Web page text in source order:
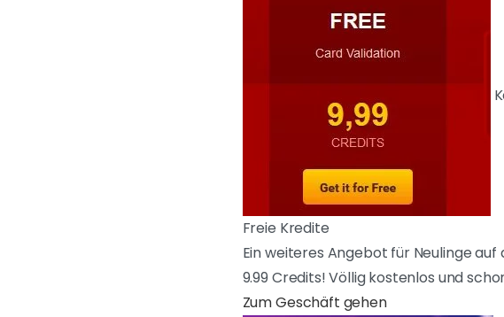
Freie Kredite
Ein weiteres Angebot für Neulinge
9.99 Credits! Völlig kostenlos und
Zum Geschäft gehen